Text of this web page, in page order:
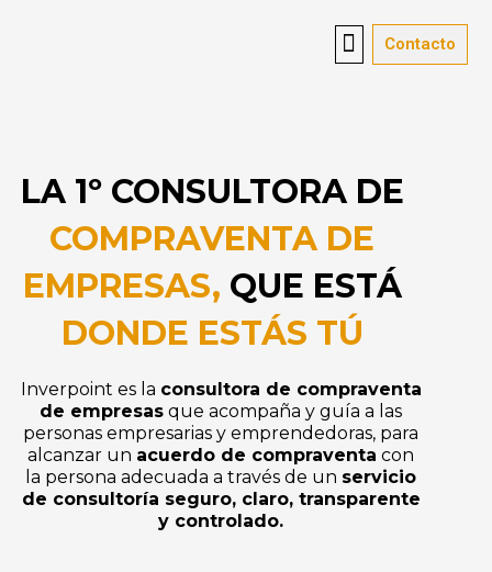
Contacto
LA 1º CONSULTORA DE
COMPRAVENTA DE
EMPRESAS, QUE ESTÁ
DONDE ESTÁS TÚ
Inverpoint es la consultora de compraventa
de empresas que acompaña y guía a las
personas empresarias y emprendedoras, para
alcanzar un acuerdo de compraventa con
la persona adecuada a través de un servicio
de consultoría seguro, claro, transparente
y controlado.